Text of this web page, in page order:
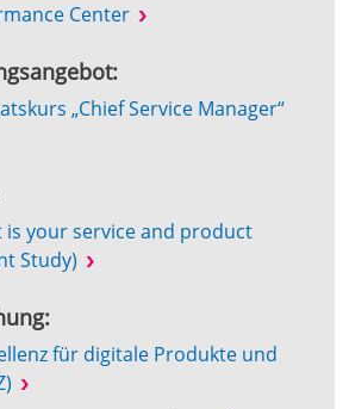
Center
„Chief Service Manager“
is your service and product
Study)
für digitale Produkte und